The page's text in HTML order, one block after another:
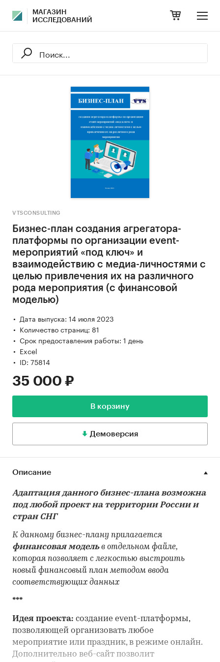
МАГАЗИН
ИССЛЕДОВАНИЙ
VTSCONSULTING
Бизнес-план создания агрегатора-
платформы по организации event-
мероприятий «под ключ» и
взаимодействию с медиа-личностями с
целью привлечения их на различного
рода мероприятия (с финансовой
моделью)
Дата выпуска: 14 июля 2023
Количество страниц: 81
Срок предоставления работы: 1 день
Excel
ID: 75814
35 000 ₽
В корзину
Демоверсия
Описание
Адаптация данного бизнес-плана возможна
под любой проект на территории России и
стран СНГ
К данному бизнес-плану прилагается
финансовая модельв отдельном файле,
которая позволяет с легкостью выстроить
новый финансовый план методом ввода
соответствующих данных
***
Идея проекта: создание event-платформы,
позволяющей организовать любое
мероприятие или праздник, в режиме онлайн.
Дополнительно веб-сайт позволит